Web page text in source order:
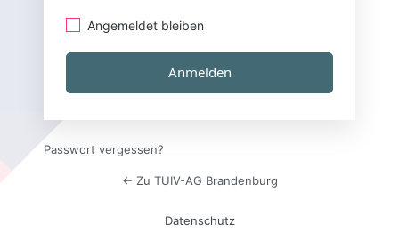
Angemeldet bleiben
Passwort vergessen?
← Zu TUIV-AG Brandenburg
Datenschutz